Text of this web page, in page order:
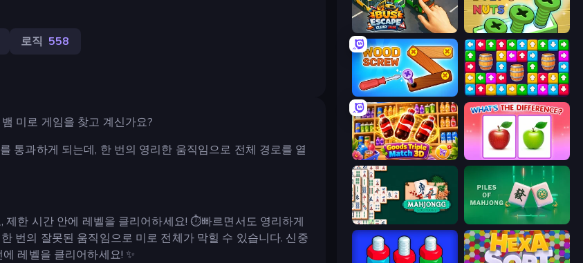
로직 558
미로 게임을 찾고 계신가요?
통과하게 되는데, 한 번의 영리한 움직임으로 전체 경로를 열
한 시간 안에 레벨을 클리어하세요! ⏱️빠르면서도 영리하게
번의 잘못된 움직임으로 미로 전체가 막힐 수 있습니다. 신중
레벨을 클리어하세요! ✨
Bus Escape: Clear Jam Screw Out: Bolts and Nuts
Wood Screw: Bolts Puzzle Tap Away Story
Goods Triple Match 3D What's The Difference?
Mahjongg Solitaire Piles of Mahjong